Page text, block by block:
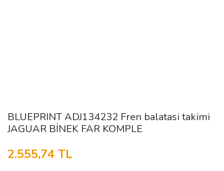
BLUEPRINT ADJ134232 Fren balatasi takimi
JAGUAR BİNEK FAR KOMPLE
2.555,74 TL